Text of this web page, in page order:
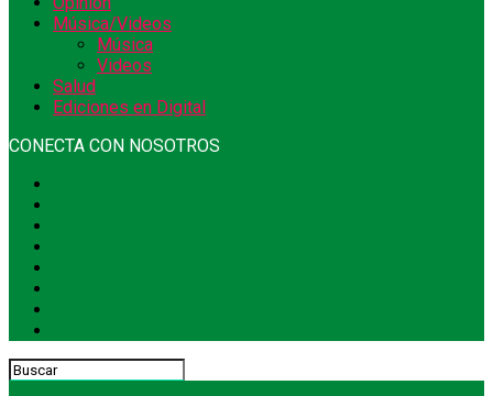
Música/Videos
Música
Videos
Salud
Ediciones en Digital
CONECTA CON NOSOTROS